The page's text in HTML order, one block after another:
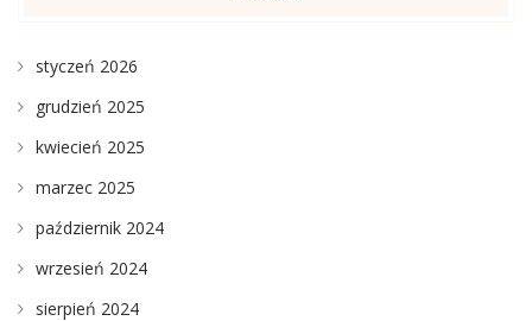
styczeń 2026
grudzień 2025
kwiecień 2025
marzec 2025
październik 2024
wrzesień 2024
sierpień 2024